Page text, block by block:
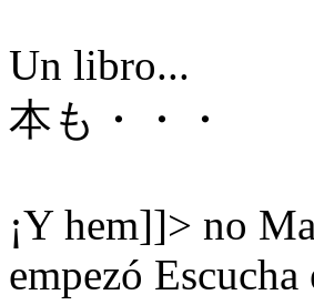
Un libro...
本も・・・
¡Y hem]]> no
empezó